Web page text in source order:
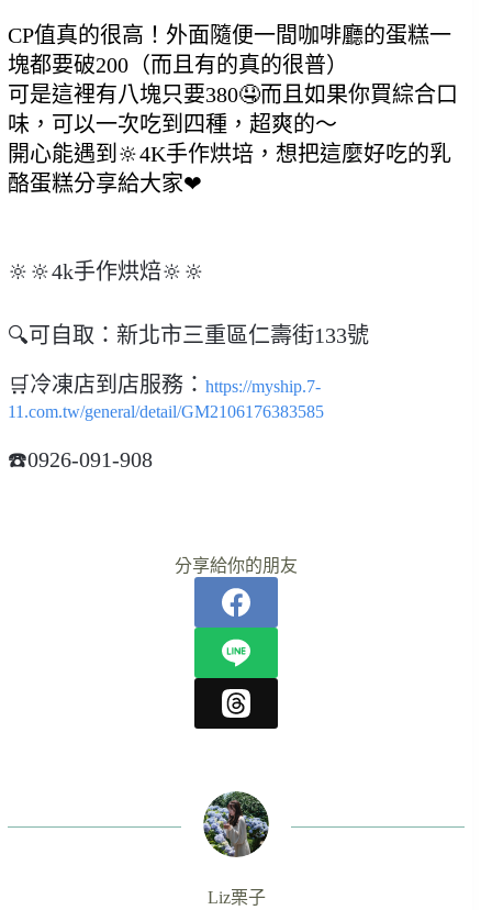
CP值真的很高！外面隨便一間咖啡廳的蛋糕一
塊都要破200（而且有的真的很普）
可是這裡有八塊只要380🤤而且如果你買綜合口
味，可以一次吃到四種，超爽的～
開心能遇到 🔆4K手作烘培 ，想把這麼好吃的乳
酪蛋糕分享給大家❤
🔆🔆4k手作烘焙🔆🔆
🔍可自取：新北市三重區仁壽街133號
🛒冷凍店到店服務： https://myship.7-
11.com.tw/general/detail/GM2106176383585
☎️0926-091-908
分享給你的朋友
Liz栗子